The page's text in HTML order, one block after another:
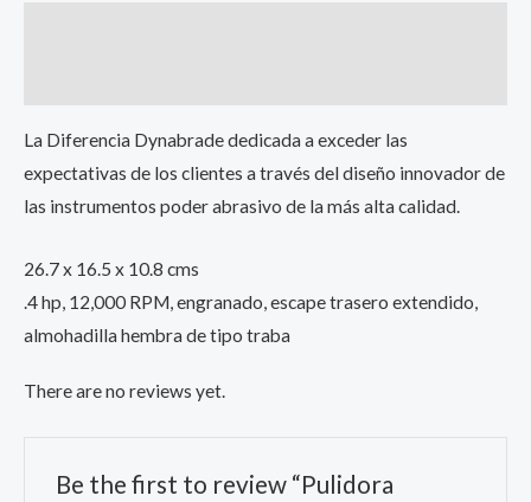
La Diferencia Dynabrade dedicada a exceder las
expectativas de los clientes a través del diseño innovador de
las instrumentos poder abrasivo de la más alta calidad.
26.7 x 16.5 x 10.8 cms
.4 hp, 12,000 RPM, engranado, escape trasero extendido,
almohadilla hembra de tipo traba
There are no reviews yet.
Be the first to review “Pulidora